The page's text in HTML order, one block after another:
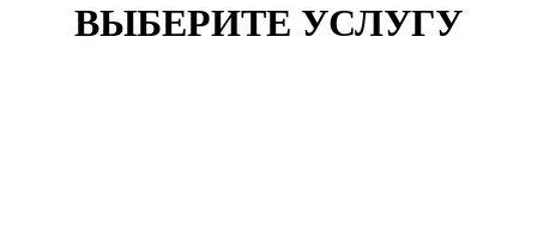
ВЫБЕРИТЕ УСЛУГУ